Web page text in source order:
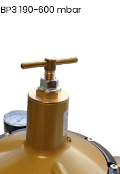
BP3 190-600 mbar